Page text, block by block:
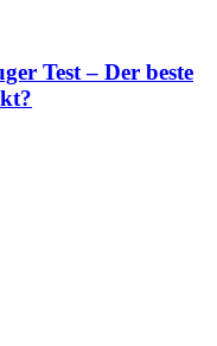
Test – Der beste